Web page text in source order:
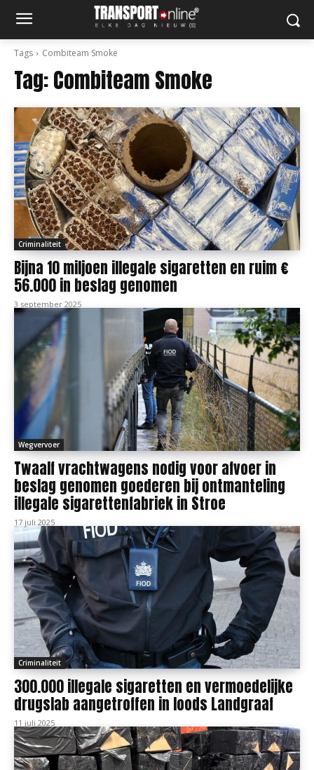
Tags Combiteam Smoke
Tag:Combiteam Smoke
Criminaliteit
Bijna 10 miljoen illegale sigaretten en ruim €
56.000 in beslag genomen
3 september 2025
Wegvervoer
Twaalf vrachtwagens nodig voor afvoer in
beslag genomen goederen bij ontmanteling
illegale sigarettenfabriek in Stroe
17 juli 2025
Criminaliteit
300.000 illegale sigaretten en vermoedelijke
drugslab aangetroffen in loods Landgraaf
11 juli 2025